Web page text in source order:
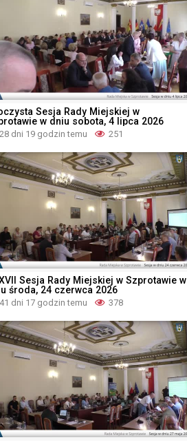
Sesja Rady Miejskiej w
w dniu sobota, 4 lipca 2026
28 dni 19 godzin temu 251
Sesja Rady Miejskiej w Szprotawie w
środa, 24 czerwca 2026
41 dni 17 godzin temu 378